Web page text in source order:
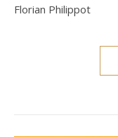
Florian Philippot